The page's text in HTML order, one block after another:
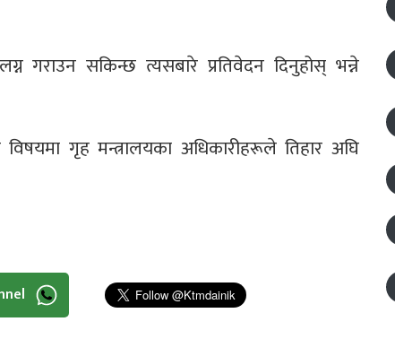
गराउन सकिन्छ त्यसबारे प्रतिवेदन दिनुहोस् भन्ने
गृह मन्त्रालयका अधिकारीहरूले तिहार अघि